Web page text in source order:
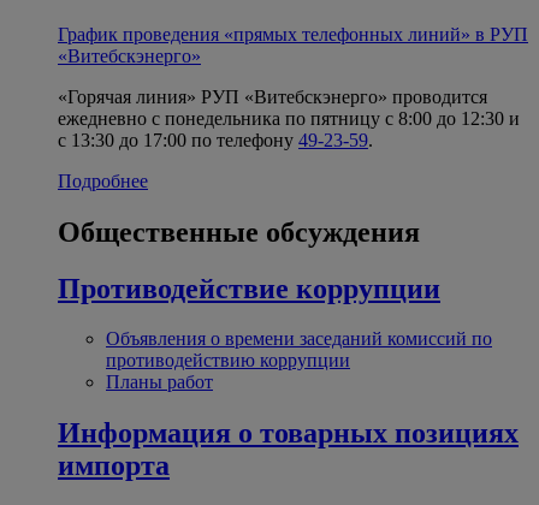
График проведения «прямых телефонных линий» в РУП
«Витебскэнерго»
«Горячая линия» РУП «Витебскэнерго» проводится
ежедневно с понедельника по пятницу с 8:00 до 12:30 и
с 13:30 до 17:00 по телефону 49-23-59.
Подробнее
Общественные обсуждения
Противодействие коррупции
Объявления о времени заседаний комиссий по
противодействию коррупции
Планы работ
Информация о товарных позициях
импорта